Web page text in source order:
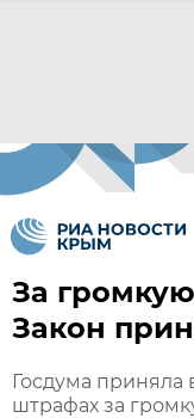
За
Закон
Госдума приняла
штрафах за